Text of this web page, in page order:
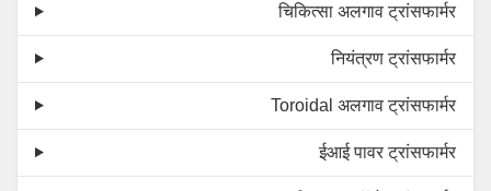
चिकित्सा अलगाव ट्रांसफार्मर
नियंत्रण ट्रांसफार्मर
Toroidal अलगाव ट्रांसफार्मर
ईआई पावर ट्रांसफार्मर